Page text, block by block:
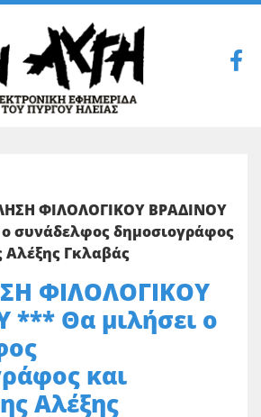
ΦΙΛΟΛΟΓΙΚΟΥ ΒΡΑΔΙΝΟΥ
συνάδελφος δημοσιογράφος
Αλέξης Γκλαβάς
ΦΙΛΟΛΟΓΙΚΟΥ
*** Θα μιλήσει ο
και
Αλέξης